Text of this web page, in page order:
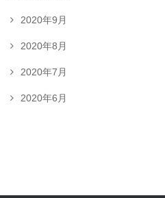
2020年9月
2020年8月
2020年7月
2020年6月